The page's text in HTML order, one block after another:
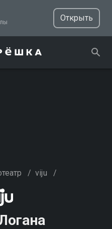
Открыть
/ viju /